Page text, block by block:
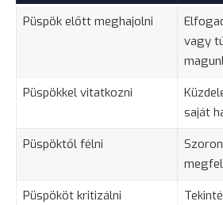
Püspök előtt meghajolni
vagy
Püspökkel vitatkozni
saját
Püspöktől félni
Püspököt kritizálni